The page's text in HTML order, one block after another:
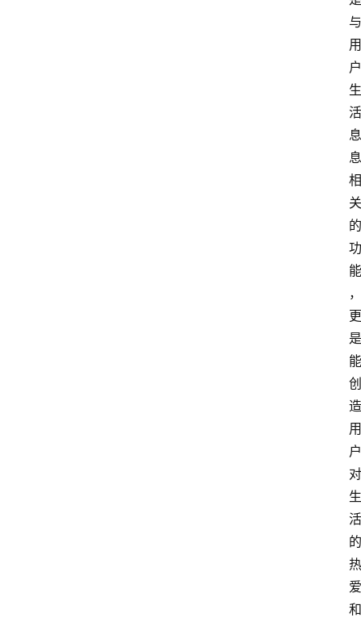
与
用
户
生
活
息
息
相
关
的
功
能
，
更
是
能
创
造
用
户
对
生
活
的
热
爱
和